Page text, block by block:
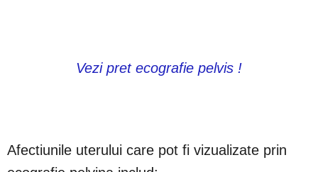
Vezi pret ecografie pelvis !
Afectiunile uterului care pot fi vizualizate prin